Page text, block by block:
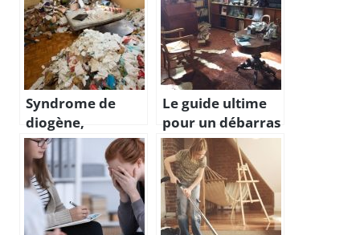
Syndrome de
diogène,
comment
intervenir?
Le guide ultime
pour un débarras
de maison
efficace